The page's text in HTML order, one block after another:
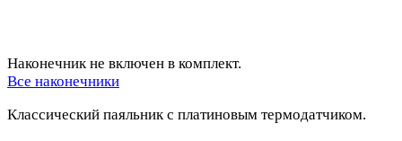
Наконечник не включен в комплект.
Все наконечники
Классический паяльник с платиновым термодатчиком.